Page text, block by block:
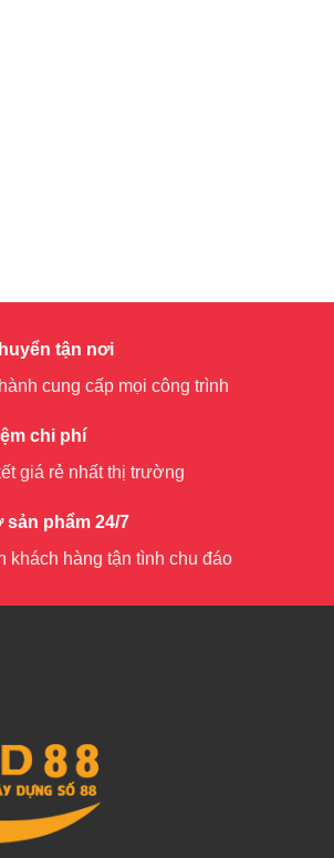
tận nơi
cung cấp mọi công trình
chi phí
giá rẻ nhất thị trường
sản phẩm 24/7
khách hàng tận tình chu đáo